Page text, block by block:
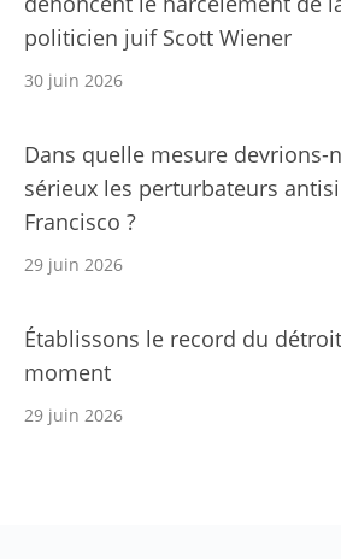
politicien juif Scott Wiener
30 juin 2026
Dans quelle mesure devrions-
sérieux les perturbateurs
Francisco ?
29 juin 2026
Établissons le record du
moment
29 juin 2026